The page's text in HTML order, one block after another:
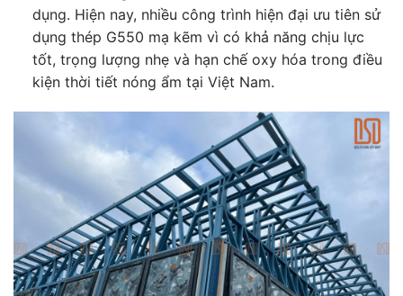
dụng. Hiện nay, nhiều công trình hiện đại ưu tiên sử
dụng thép G550 mạ kẽm vì có khả năng chịu lực
tốt, trọng lượng nhẹ và hạn chế oxy hóa trong điều
kiện thời tiết nóng ẩm tại Việt Nam.